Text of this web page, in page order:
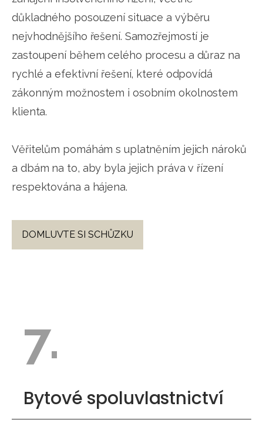
důkladného posouzení situace a výběru
nejvhodnějšího řešení. Samozřejmostí je
zastoupení během celého procesu a důraz na
rychlé a efektivní řešení, které odpovídá
zákonným možnostem i osobním okolnostem
klienta.
Věřitelům pomáhám s uplatněním jejich nároků
a dbám na to, aby byla jejich práva v řízení
respektována a hájena.
DOMLUVTE SI SCHŮZKU
7.
Bytové spoluvlastnictví